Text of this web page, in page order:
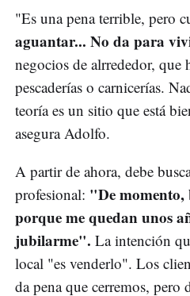
"Es una pena terrible, pero
aguantar... No da para
negocios de alrrededor, que
pescaderías o carnicerías.
teoría es un sitio que está
asegura Adolfo.
A partir de ahora, debe
profesional: "De
porque me quedan unos
jubilarme". La intención
local "es venderlo". Los
da pena que cerremos, pero